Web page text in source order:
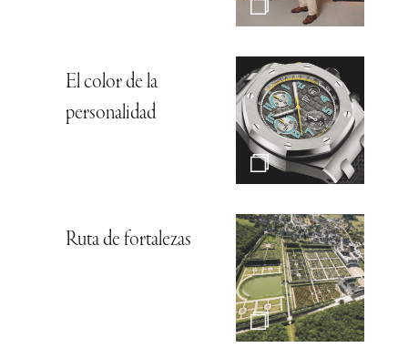
El color de la
personalidad
Ruta de fortalezas